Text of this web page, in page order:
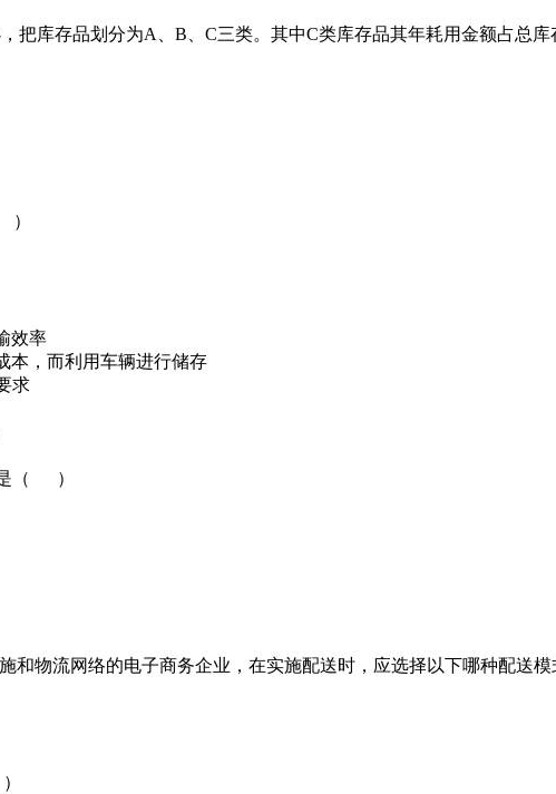
把库存品划分为A、B、C三类。其中C类库存品其年耗用金额占总
）
效率
本，而利用车辆进行储存
求
是（ ）
和物流网络的电子商务企业，在实施配送时，应选择以下哪种配送